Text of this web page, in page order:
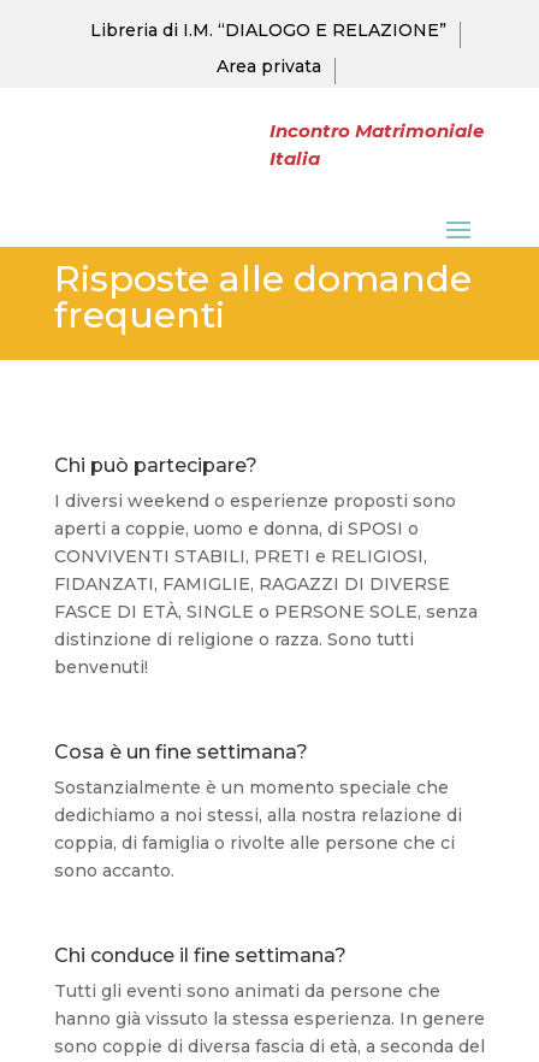
Libreria di I.M. “DIALOGO E RELAZIONE”
Area privata
Incontro Matrimoniale
Italia
Risposte alle domande
frequenti
Chi può partecipare?
I diversi weekend o esperienze proposti sono
aperti a coppie, uomo e donna, di SPOSI o
CONVIVENTI STABILI, PRETI e RELIGIOSI,
FIDANZATI, FAMIGLIE, RAGAZZI DI DIVERSE
FASCE DI ETÀ, SINGLE o PERSONE SOLE, senza
distinzione di religione o razza. Sono tutti
benvenuti!
Cosa è un fine settimana?
Sostanzialmente è un momento speciale che
dedichiamo a noi stessi, alla nostra relazione di
coppia, di famiglia o rivolte alle persone che ci
sono accanto.
Chi conduce il fine settimana?
Tutti gli eventi sono animati da persone che
hanno già vissuto la stessa esperienza. In genere
sono coppie di diversa fascia di età, a seconda del